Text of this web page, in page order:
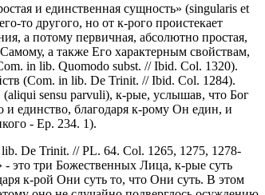
и единственная сущность» (singularis et
то другого, но от к-рого проистекает
а потому первичная, абсолютно простая,
а также Его характерным свойствам,
in lib. Quomodo subst. // Ibid. Col. 1320).
(Com. in lib. De Trinit. // Ibid. Col. 1284).
sensu parvuli), к-рые, услышав, что Бог
и единство, благодаря к-рому Он един, и
- Ep. 234. 1).
lib. De Trinit. // PL. 64. Col. 1265, 1275, 1278-
- это три Божественных Лица, к-рые суть
к-рой Они суть то, что Они суть. В этом